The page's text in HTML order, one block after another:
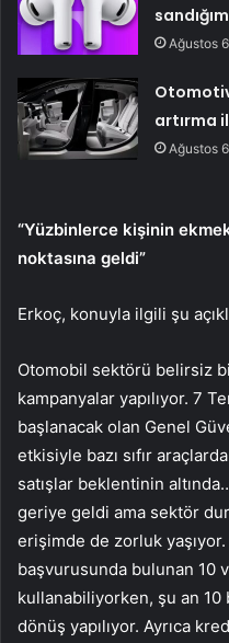
Ağustos
artırma
Ağustos
“Yüzbinlerce kişinin
noktasına geldi”
Erkoç, konuyla ilgili şu
Otomobil sektörü belirsiz
kampanyalar yapılıyor. 7
başlanacak olan Genel
etkisiyle bazı sıfır
satışlar beklentinin
geriye geldi ama sektör
erişimde de zorluk
başvurusunda bulunan 10
kullanabiliyorken, şu an 10
dönüş yapılıyor. Ayrıca